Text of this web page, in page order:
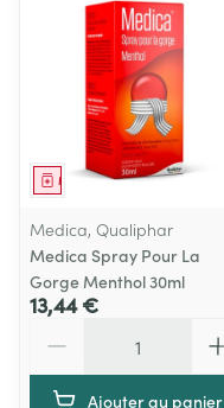
Médicament
Medica, Qualiphar
Medica Spray Pour La
Gorge Menthol 30ml
13,44 €
Ajouter au panier